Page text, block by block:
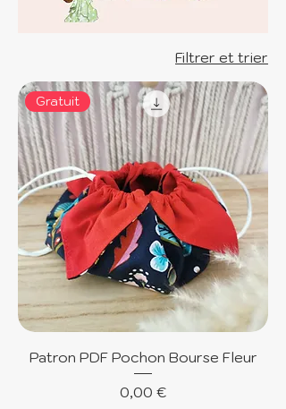
commencez votre projet de
Filtrer et trier
Gratuit
Patron PDF Pochon Bourse Fleur
Prix
0,00 €